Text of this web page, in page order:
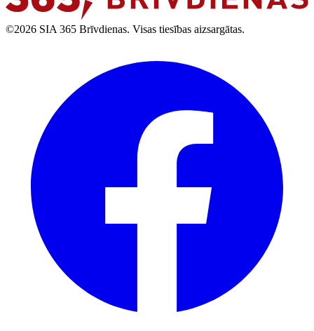
©2026 SIA 365 Brīvdienas. Visas tiesības aizsargātas.